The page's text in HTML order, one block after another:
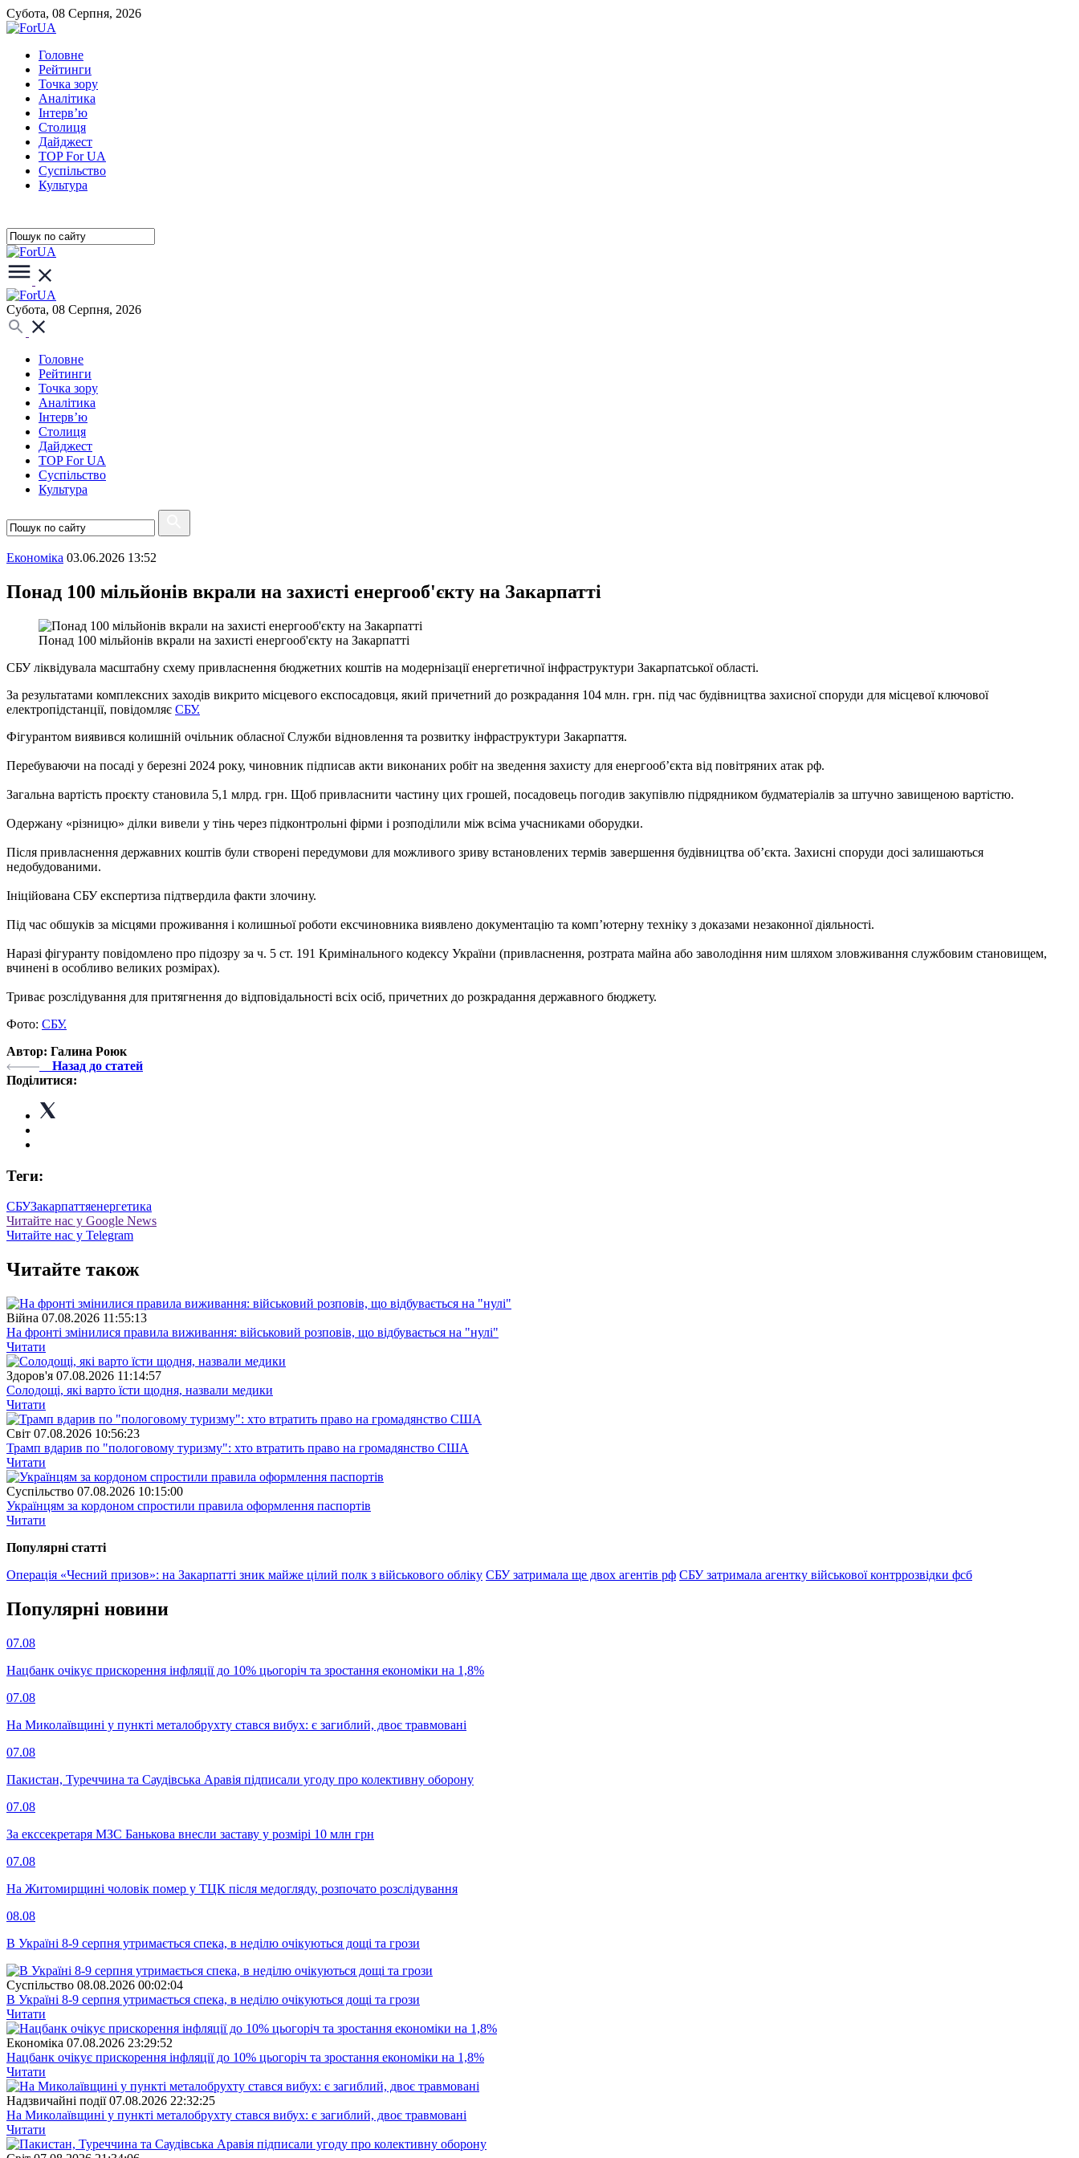
Субота, 08 Серпня, 2026
Головне
Рейтинги
Точка зору
Аналітика
Інтерв’ю
Столиця
Дайджест
TOP For UA
Суспiльство
Культура
Субота, 08 Серпня, 2026
Головне
Рейтинги
Точка зору
Аналітика
Інтерв’ю
Столиця
Дайджест
TOP For UA
Суспiльство
Культура
Економіка 03.06.2026 13:52
Понад 100 мільйонів вкрали на захисті енергооб'єкту на Закарпатті
Понад 100 мільйонів вкрали на захисті енергооб'єкту на Закарпатті
СБУ ліквідувала масштабну схему привласнення бюджетних коштів на модернізації енергетичної інфраструктури Закарпатської області.
За результатами комплексних заходів викрито місцевого експосадовця, який причетний до розкрадання 104 млн. грн. під час будівництва захисної споруди для місцевої ключової
електропідстанції, повідомляє СБУ.
Фігурантом виявився колишній очільник обласної Служби відновлення та розвитку інфраструктури Закарпаття.
Перебуваючи на посаді у березні 2024 року, чиновник підписав акти виконаних робіт на зведення захисту для енергооб’єкта від повітряних атак рф.
Загальна вартість проєкту становила 5,1 млрд. грн. Щоб привласнити частину цих грошей, посадовець погодив закупівлю підрядником будматеріалів за штучно завищеною вартістю.
Одержану «різницю» ділки вивели у тінь через підконтрольні фірми і розподілили між всіма учасниками оборудки.
Після привласнення державних коштів були створені передумови для можливого зриву встановлених термів завершення будівництва об’єкта. Захисні споруди досі залишаються
недобудованими.
Ініційована СБУ експертиза підтвердила факти злочину.
Під час обшуків за місцями проживання і колишньої роботи ексчиновника виявлено документацію та комп’ютерну техніку з доказами незаконної діяльності.
Наразі фігуранту повідомлено про підозру за ч. 5 ст. 191 Кримінального кодексу України (привласнення, розтрата майна або заволодіння ним шляхом зловживання службовим становищем,
вчинені в особливо великих розмірах).
Триває розслідування для притягнення до відповідальності всіх осіб, причетних до розкрадання державного бюджету.
Фото: СБУ.
Автор: Галина Роюк
Назад до статей
Поділитися:
Теги:
СБУЗакарпаттяенергетика
Читайте нас у Google News
Читайте нас у Telegram
Читайте також
Війна 07.08.2026 11:55:13
На фронті змінилися правила виживання: військовий розповів, що відбувається на "нулі"
Читати
Здоров'я 07.08.2026 11:14:57
Солодощі, які варто їсти щодня, назвали медики
Читати
Свiт 07.08.2026 10:56:23
Трамп вдарив по "пологовому туризму": хто втратить право на громадянство США
Читати
Суспiльство 07.08.2026 10:15:00
Українцям за кордоном спростили правила оформлення паспортів
Читати
Популярнi статтi
Операція «Чесний призов»: на Закарпатті зник майже цілий полк з військового обліку СБУ затримала ще двох агентів рф СБУ затримала агентку військової контррозвідки фсб
Популярнi новини
07.08
Нацбанк очікує прискорення інфляції до 10% цьогоріч та зростання економіки на 1,8%
07.08
На Миколаївщині у пункті металобрухту стався вибух: є загиблий, двоє травмовані
07.08
Пакистан, Туреччина та Саудівська Аравія підписали угоду про колективну оборону
07.08
За екссекретаря МЗС Банькова внесли заставу у розмірі 10 млн грн
07.08
На Житомирщині чоловік помер у ТЦК після медогляду, розпочато розслідування
08.08
В Україні 8-9 серпня утримається спека, в неділю очікуються дощі та грози
Суспiльство 08.08.2026 00:02:04
В Україні 8-9 серпня утримається спека, в неділю очікуються дощі та грози
Читати
Економіка 07.08.2026 23:29:52
Нацбанк очікує прискорення інфляції до 10% цьогоріч та зростання економіки на 1,8%
Читати
Надзвичайні події 07.08.2026 22:32:25
На Миколаївщині у пункті металобрухту стався вибух: є загиблий, двоє травмовані
Читати